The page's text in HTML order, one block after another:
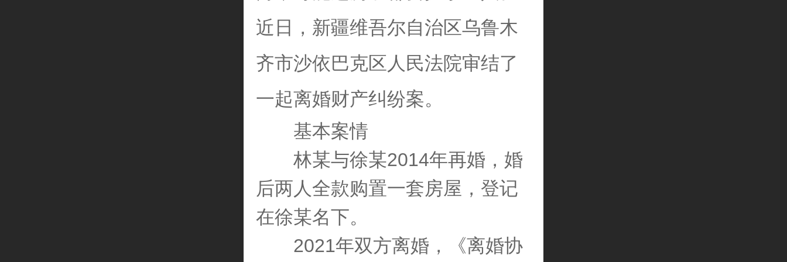
近日，新疆维吾尔自治区乌鲁木
齐市沙依巴克区人民法院审结了
一起离婚财产纠纷案。
基本案情
林某与徐某2014年再婚，婚
后两人全款购置一套房屋，登记
在徐某名下。
2021年双方离婚，《离婚协